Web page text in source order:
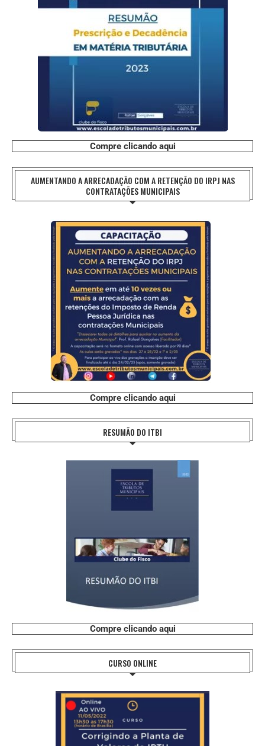
Compre clicando aqui
AUMENTANDO A ARRECADAÇÃO COM A RETENÇÃO DO IRPJ NAS
CONTRATAÇÕES MUNICIPAIS
Compre clicando aqui
RESUMÃO DO ITBI
Compre clicando aqui
CURSO ONLINE